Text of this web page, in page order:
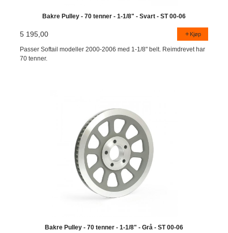
Bakre Pulley - 70 tenner - 1-1/8" - Svart - ST 00-06
5 195,00 Kjøp
Passer Softail modeller 2000-2006 med 1-1/8" belt. Reimdrevet har
70 tenner.
Bakre Pulley - 70 tenner - 1-1/8" - Grå - ST 00-06